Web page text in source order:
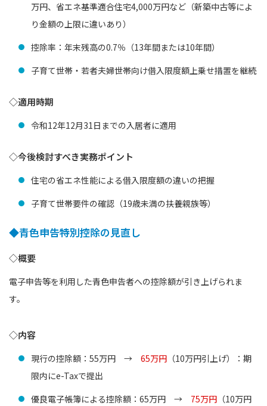
万円、省エネ基準適合住宅4,000万円など（新築中古等によ
り金額の上限に違いあり）
控除率：年末残高の0.7％（13年間または10年間）
子育て世帯・若者夫婦世帯向け借入限度額上乗せ措置を継続
◇適用時期
令和12年12月31日までの入居者に適用
◇今後検討すべき実務ポイント
住宅の省エネ性能による借入限度額の違いの把握
子育て世帯要件の確認（19歳未満の扶養親族等）
◆青色申告特別控除の見直し
◇概要
電子申告等を利用した青色申告者への控除額が引き上げられま
す。
◇内容
現行の控除額：55万円 → 65万円 （10万円引上げ）：期
限内にe-Taxで提出
優良電子帳簿による控除額：65万円 → 75万円 （10万円